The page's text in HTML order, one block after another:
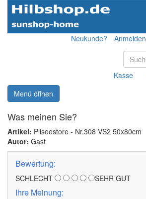
Neukunde? Anmelden
Kasse
Menü öffnen
Was meinen Sie?
Artikel: Pliseestore - Nr.308 VS2 50x80cm
Autor: Gast
Bewertung:
SCHLECHT SEHR GUT
Ihre Meinung: